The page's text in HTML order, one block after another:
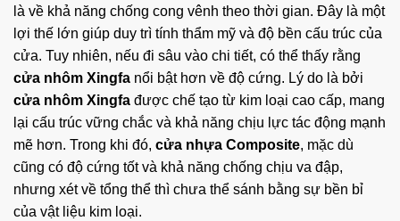
là về khả năng chống cong vênh theo thời gian. Đây là một
lợi thế lớn giúp duy trì tính thẩm mỹ và độ bền cấu trúc của
cửa. Tuy nhiên, nếu đi sâu vào chi tiết, có thể thấy rằng
cửa nhôm Xingfa nổi bật hơn về độ cứng. Lý do là bởi
cửa nhôm Xingfa được chế tạo từ kim loại cao cấp, mang
lại cấu trúc vững chắc và khả năng chịu lực tác động mạnh
mẽ hơn. Trong khi đó, cửa nhựa Composite, mặc dù
cũng có độ cứng tốt và khả năng chống chịu va đập,
nhưng xét về tổng thể thì chưa thể sánh bằng sự bền bỉ
của vật liệu kim loại.